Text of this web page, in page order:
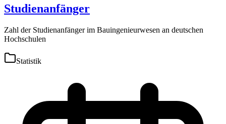
Studienanfänger
Zahl der Studienanfänger im Bauingenieurwesen an deutschen
Hochschulen
Statistik